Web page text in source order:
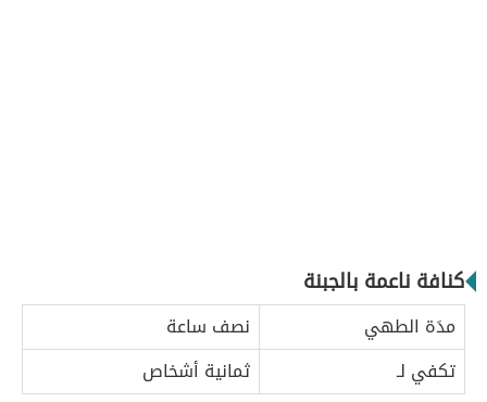
كنافة ناعمة بالجبنة
مدَة الطهي
نصف ساعة
تكفي لـ
ثمانية أشخاص